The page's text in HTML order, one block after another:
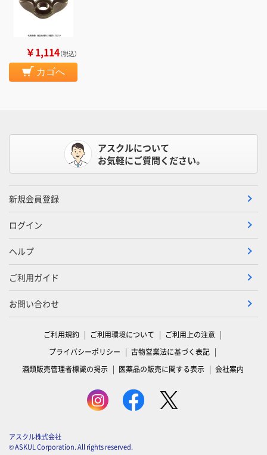
￥1,114（税込）
カゴへ
アスクルについて
お気軽にご質問ください。
新規会員登録
ログイン
ヘルプ
ご利用ガイド
お問い合わせ
ご利用規約 ご利用環境について
ご利用上の注意
プライバシーポリシー
古物営業法に基づく表記
酒類販売管理者標識の掲示
医薬品の販売に関する表示 会社案内
アスクル株式会社
© ASKUL Corporation. All rights reserved.